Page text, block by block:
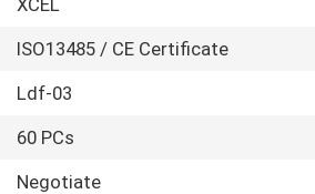
ISO13485 / CE Certificate
Ldf-03
60 PCs
Negotiate